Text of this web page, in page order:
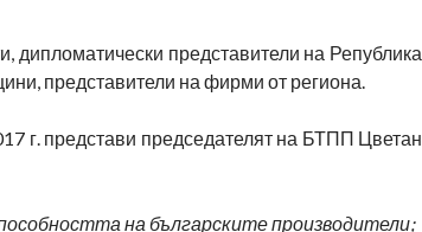
дипломатически представители на Република
представители на фирми от региона.
г. представи председателят на БТПП Цветан
на българските производители;